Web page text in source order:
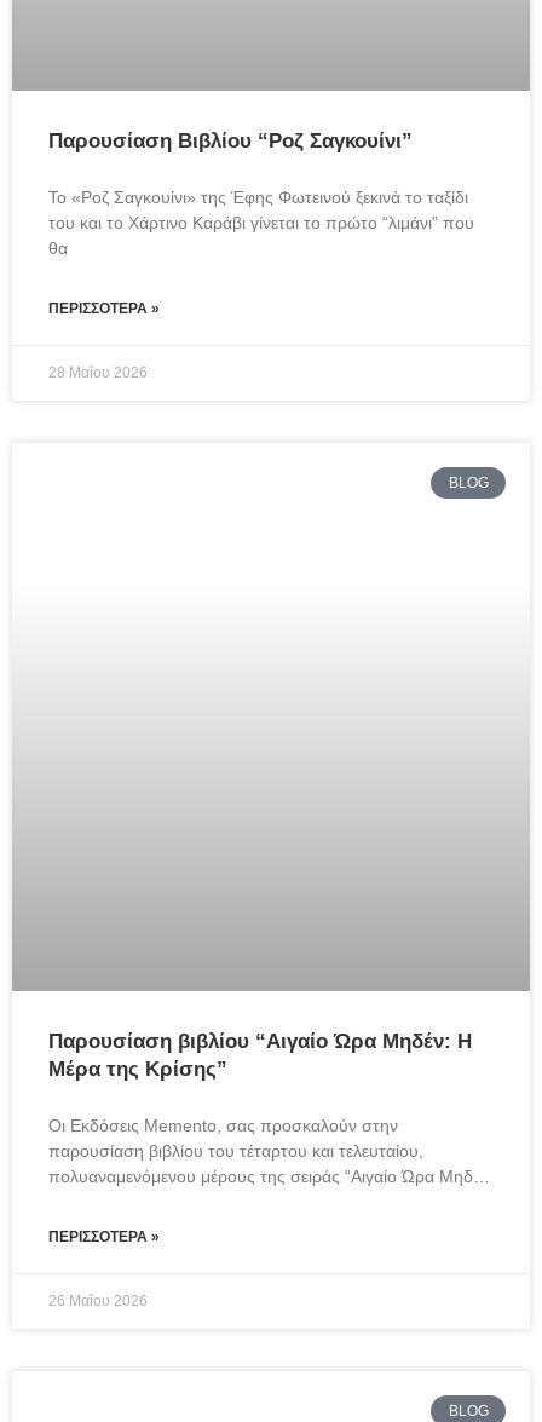
Παρουσίαση Βιβλίου “Ροζ Σαγκουίνι”
Το «Ροζ Σαγκουίνι» της Έφης Φωτεινού ξεκινά το ταξίδι
του και το Χάρτινο Καράβι γίνεται το πρώτο “λιμάνι” που
θα
ΠΕΡΙΣΣΌΤΕΡΑ »
28 Μαΐου 2026
BLOG
Παρουσίαση βιβλίου “Αιγαίο Ώρα Μηδέν: Η
Μέρα της Κρίσης”
Οι Εκδόσεις Memento, σας προσκαλούν στην
παρουσίαση βιβλίου του τέταρτου και τελευταίου,
πολυαναμενόμενου μέρους της σειράς “Αιγαίο Ώρα Μηδέν:
ΠΕΡΙΣΣΌΤΕΡΑ »
26 Μαΐου 2026
BLOG